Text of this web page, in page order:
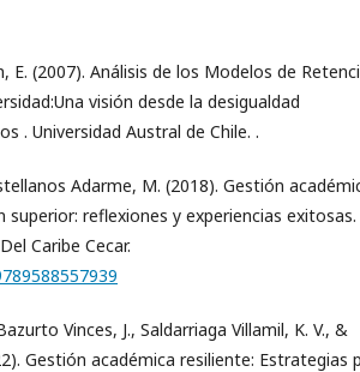
E. (2007). Análisis de los Modelos de
visión desde la desigualdad
. Universidad Austral de Chile. .
Adarme, M. (2018). Gestión
reflexiones y experiencias exitosas.
Caribe Cecar.
Vinces, J., Saldarriaga Villamil, K. V., &
Gestión académica resiliente: Estrategias